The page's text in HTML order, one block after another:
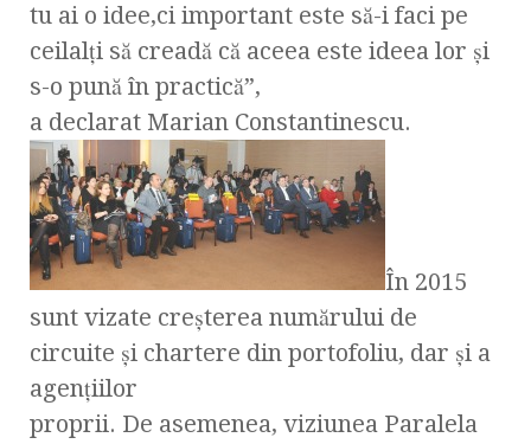
tu ai o idee,ci important este să-i faci pe
ceilalți să creadă că aceea este ideea lor și
s-o pună în practică”,
a declarat Marian Constantinescu.
În 2015
sunt vizate creșterea numărului de
circuite şi chartere din portofoliu, dar şi a
agenţiilor
proprii. De asemenea, viziunea Paralela